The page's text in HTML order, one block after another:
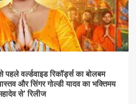
पहले वर्ल्डवाइड रिकॉर्ड्स का बोलबम
और सिंगर गोल्डी यादव का भक्तिमय
से’ रिलीज